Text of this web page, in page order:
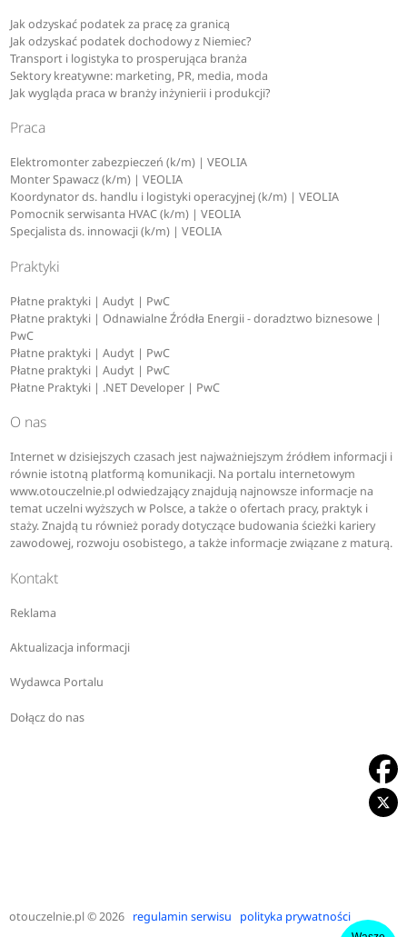
Jak odzyskać podatek za pracę za granicą
Jak odzyskać podatek dochodowy z Niemiec?
Transport i logistyka to prosperująca branża
Sektory kreatywne: marketing, PR, media, moda
Jak wygląda praca w branży inżynierii i produkcji?
Praca
Elektromonter zabezpieczeń (k/m) | VEOLIA
Monter Spawacz (k/m) | VEOLIA
Koordynator ds. handlu i logistyki operacyjnej (k/m) | VEOLIA
Pomocnik serwisanta HVAC (k/m) | VEOLIA
Specjalista ds. innowacji (k/m) | VEOLIA
Praktyki
Płatne praktyki | Audyt | PwC
Płatne praktyki | Odnawialne Źródła Energii - doradztwo biznesowe |
PwC
Płatne praktyki | Audyt | PwC
Płatne praktyki | Audyt | PwC
Płatne Praktyki | .NET Developer | PwC
O nas
Internet w dzisiejszych czasach jest najważniejszym źródłem informacji i
równie istotną platformą komunikacji. Na portalu internetowym
www.otouczelnie.pl odwiedzający znajdują najnowsze informacje na
temat uczelni wyższych w Polsce, a także o ofertach pracy, praktyk i
staży. Znajdą tu również porady dotyczące budowania ścieżki kariery
zawodowej, rozwoju osobistego, a także informacje związane z maturą.
Kontakt
Reklama
Aktualizacja informacji
Wydawca Portalu
Dołącz do nas
otouczelnie.pl© 2026 regulamin serwisu polityka prywatności